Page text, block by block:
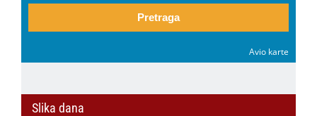
Pretraga
Avio karte
Slika dana